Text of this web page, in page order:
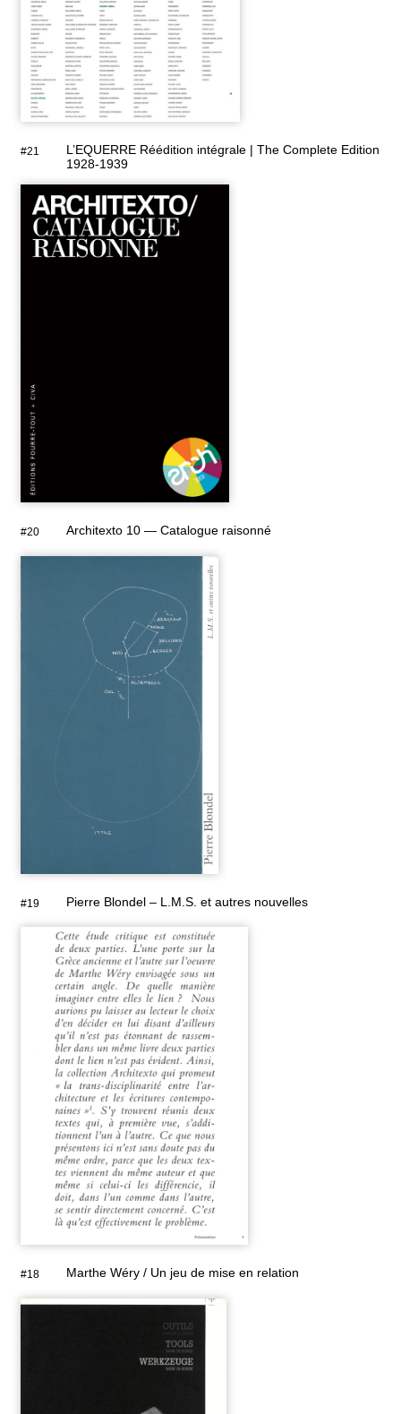
#21
L’EQUERRE Réédition intégrale | The Complete Edition
1928-1939
#20 Architexto 10 — Catalogue raisonné
#19 Pierre Blondel – L.M.S. et autres nouvelles
#18 Marthe Wéry / Un jeu de mise en relation